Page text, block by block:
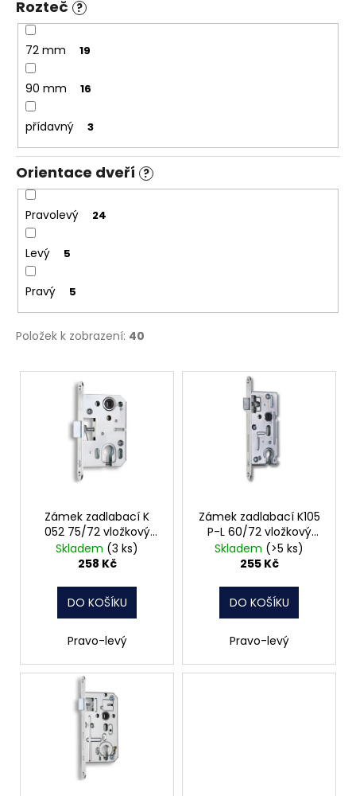
Rozteč ?
72 mm 19
90 mm 16
přídavný 3
Orientace dveří ?
Pravolevý 24
Levý 5
Pravý 5
Položek k zobrazení: 40
V
Zámek zadlabací K
052 75/72 vložkový
čelo 20mm Hobes
Skladem (3 ks)
258 Kč
DO KOŠÍKU
Pravo-levý
Zámek zadlabací K105
P-L 60/72 vložkový
čelo 20mm Hobes
Skladem (>5 ks)
255 Kč
DO KOŠÍKU
Pravo-levý